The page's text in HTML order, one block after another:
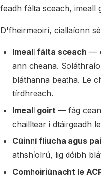
feadh fálta sceach, imeall
D'fheirmeoirí, ciallaíonn
Imeall fálta sceach —
ann cheana.
bláthanna beatha. Le
tírdhreach.
Imeall goirt — fág
chailltear i dtáirgeadh
Cúinní fliucha agus
athshíolrú, lig dóibh
Comhoiriúnacht le